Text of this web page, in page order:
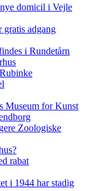
domicil i Vejle
adgang
i Rundetårn
Museum for Kunst
Zoologiske
rabat
i 1944 har stadig